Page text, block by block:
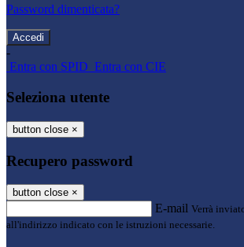
Password dimenticata?
-
Entra con SPID Entra con CIE
Seleziona utente
button close ×
Recupero password
button close ×
E-mail Verrà
all'indirizzo indicato con le istruzioni necessarie.